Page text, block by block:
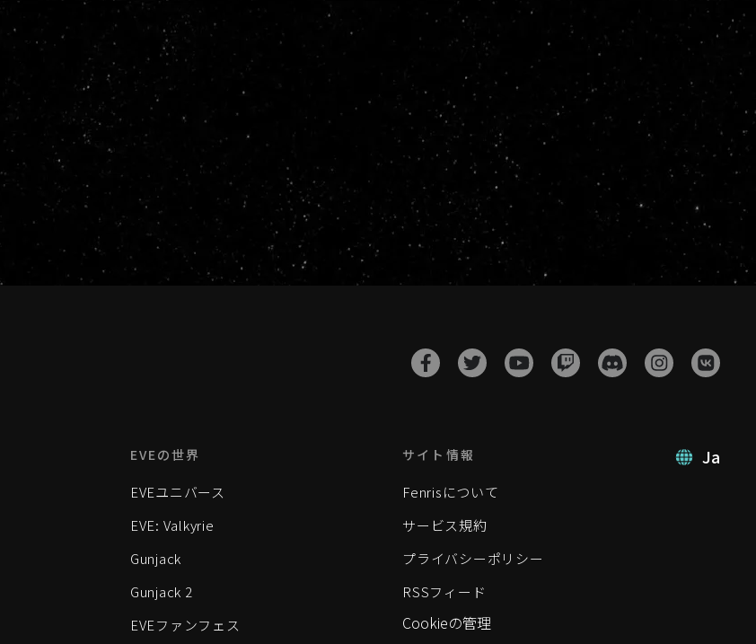
Ja
EVEの世界
EVEユニバース
EVE: Valkyrie
Gunjack
Gunjack 2
EVEファンフェス
サイト情報
Fenrisについて
サービス規約
プライバシーポリシー
RSSフィード
Cookieの管理